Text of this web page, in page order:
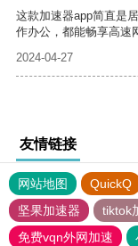
这款加速器app简直是
作办公，都能畅享高速
2024-04-27
友情链接
网站地图 QuickQ
坚果加速器
tiktok
免费vqn外网加速